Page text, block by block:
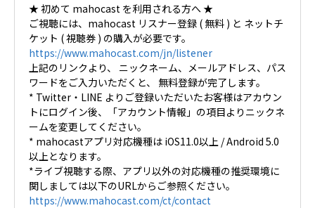
★ 初めて mahocast を利用される方へ ★
ご視聴には、mahocast リスナー登録 ( 無料 ) と ネットチ
ケット ( 視聴券 ) の購入が必要です。
https://www.mahocast.com/jn/listener
上記のリンクより、 ニックネーム、メールアドレス、パス
ワードをご入力いただくと、 無料登録が完了します。
* Twitter・LINE よりご登録いただいたお客様はアカウン
トにログイン後、「アカウント情報」の項目よりニックネ
ームを変更してください。
* mahocastアプリ対応機種は iOS11.0以上 / Android 5.0
以上となります。
*ライブ視聴する際、アプリ以外の対応機種の推奨環境に
関しましては以下のURLからご参照ください。
https://www.mahocast.com/ct/contact